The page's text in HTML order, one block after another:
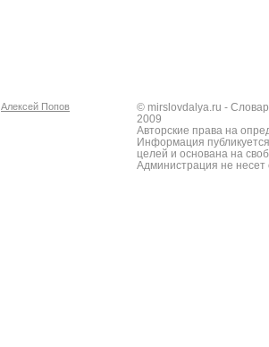
Алексей Попов
© mirslovdalya.ru -
2009
Авторские права на
Информация
целей и основана на
Администрация не несет